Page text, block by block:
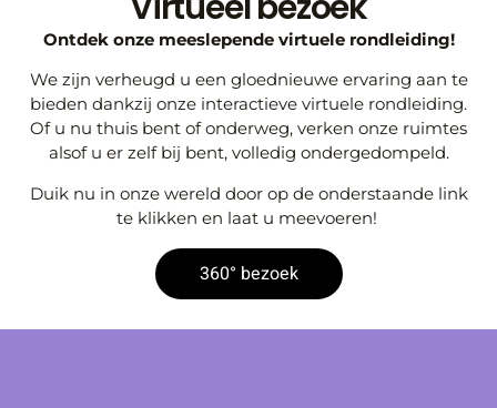
Ontdek onze meeslepende virtuele rondleiding!
We zijn verheugd u een gloednieuwe ervaring aan te
bieden dankzij onze interactieve virtuele rondleiding.
Of u nu thuis bent of onderweg, verken onze ruimtes
alsof u er zelf bij bent, volledig ondergedompeld.
Duik nu in onze wereld door op de onderstaande link
te klikken en laat u meevoeren!
360° bezoek